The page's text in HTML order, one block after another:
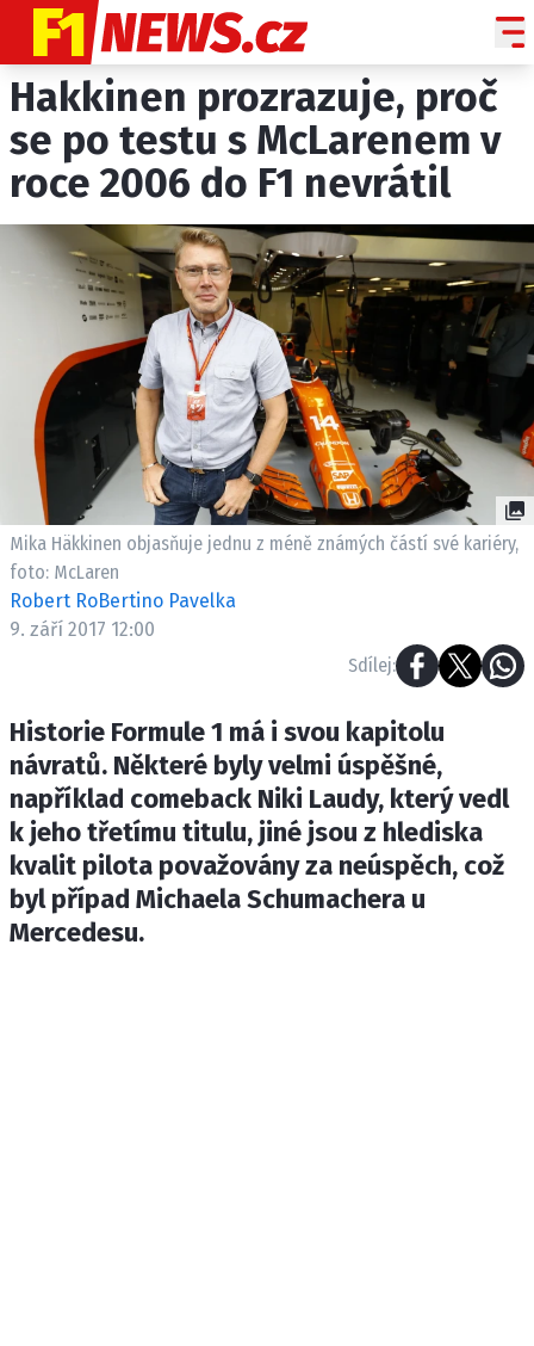
NOVINKY
GRAND PRIX
PADDOCK LINE
HISTORIE GP
PROFILY JEZDCŮ
PROFILY TÝMŮ
ROZHOVORY
OSTATNÍ
SLEDUJTE NÁS NA|
ETICKÝ KODEX
Provozovatelem serveru F1NEWS.cz je
INCORP MEDIA GROUP s.r.o., IČ: 118 23 054
Hakkinen prozrazuje, proč
se po testu s McLarenem v
roce 2006 do F1 nevrátil
Mika Häkkinen objasňuje jednu z méně známých částí své kariéry,
foto: McLaren
Robert RoBertino Pavelka
9. září 2017 12:00
Sdílej:
Historie Formule 1 má i svou kapitolu
návratů. Některé byly velmi úspěšné,
například comeback Niki Laudy, který vedl
k jeho třetímu titulu, jiné jsou z hlediska
kvalit pilota považovány za neúspěch, což
byl případ Michaela Schumachera u
Mercedesu.